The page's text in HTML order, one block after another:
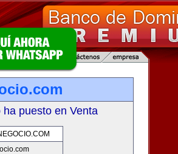
puesto en Venta